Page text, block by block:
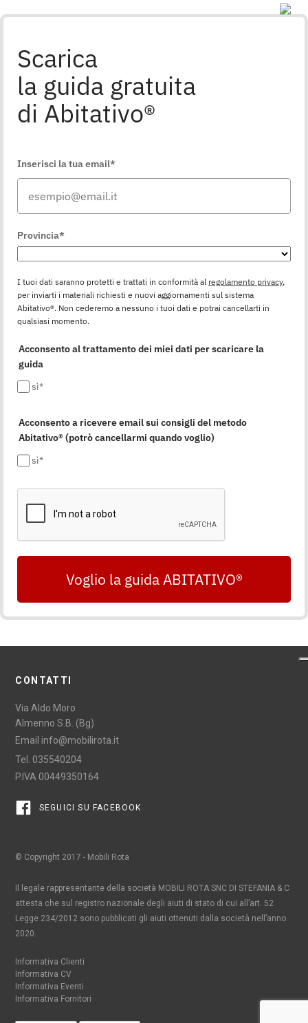
Scarica
la guida gratuita
di Abitativo®
Inserisci la tua email*
Provincia*
I tuoi dati saranno protetti e trattati in conformità al regolamento privacy,
per inviarti i materiali richiesti e nuovi aggiornamenti sul sistema
Abitativo®. Non cederemo a nessuno i tuoi dati e potrai cancellarti in
qualsiasi momento.
Acconsento al trattamento dei miei dati per scaricare la
guida
sì*
Acconsento a ricevere email sui consigli del metodo
Abitativo® (potrò cancellarmi quando voglio)
sì*
Voglio la guida ABITATIVO®
CONTATTI
Via Aldo Moro
Almenno S.B. (Bg)
Email info@mobilirota.it
Tel. 035540204
P.IVA 00449350164
SEGUICI SU FACEBOOK
© Copyright 2017 - Mobili Rota
Il legale rappresentante della società MOBILI ROTA SNC DI STEFANIA & C
attesta che sul registro nazionale degli aiuti di stato di cui all’art. 52
Legge 234/2012 sono pubblicati gli aiuti ottenuti dalla società nell’anno
2020.
Informativa Clienti
Informativa CV
Informativa Eventi
Informativa Fornitori